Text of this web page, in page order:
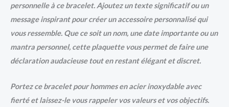
personnelle à ce bracelet. Ajoutez un texte significatif ou un
message inspirant pour créer un accessoire personnalisé qui
vous ressemble. Que ce soit un nom, une date importante ou un
mantra personnel, cette plaquette vous permet de faire une
déclaration audacieuse tout en restant élégant et discret.
Portez ce bracelet pour hommes en acier inoxydable avec
fierté et laissez-le vous rappeler vos valeurs et vos objectifs.